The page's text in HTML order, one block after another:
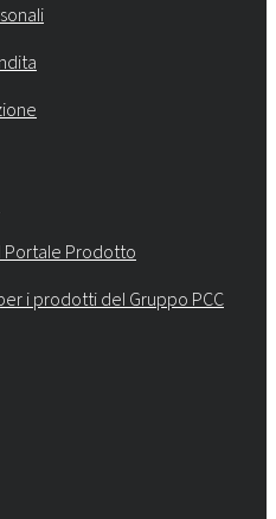
Portale Prodotto
i prodotti del Gruppo PCC